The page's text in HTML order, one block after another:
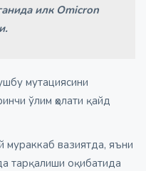
илк Omicron
мутациясини
ўлим ҳолати қайд
вазиятда, яъни
тарқалиши оқибатида